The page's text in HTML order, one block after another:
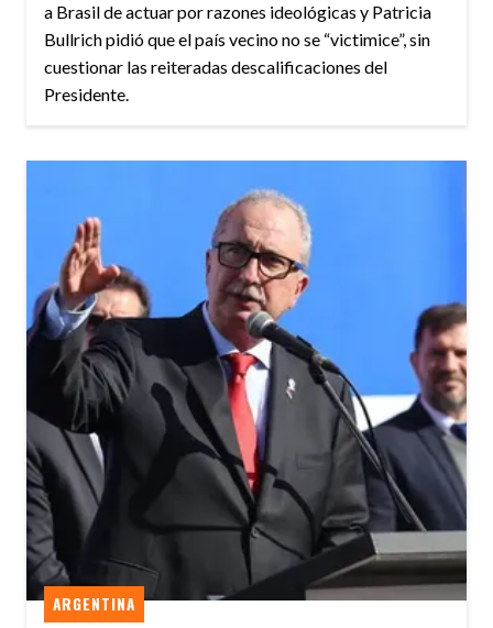
a Brasil de actuar por razones ideológicas y Patricia
Bullrich pidió que el país vecino no se “victimice”, sin
cuestionar las reiteradas descalificaciones del
Presidente.
ARGENTINA